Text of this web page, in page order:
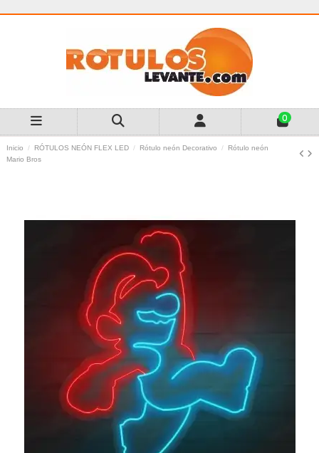
0
Inicio RÓTULOS NEÓN FLEX LED Rótulo neón Decorativo
Rótulo neón
Mario Bros